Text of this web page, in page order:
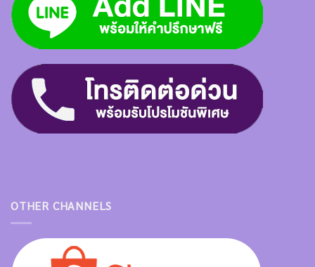
OTHER CHANNELS